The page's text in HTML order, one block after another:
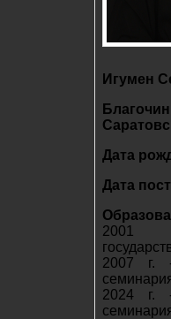
Игумен
Дата
Дата
2001
2007 г.
2024 г.